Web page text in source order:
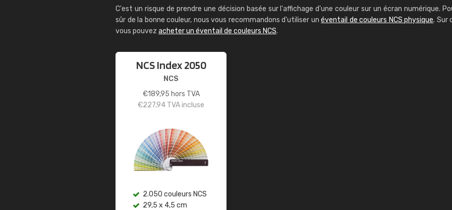
C'est un risque de prendre une décision basée sur l'affichage d'une couleur sur un écran numérique.
sûr de la bonne couleur, nous vous recommandons d'utiliser unéventail de couleurs NCS physique. Sur
vous pouvez acheter un éventail de couleurs NCS.
NCS Index 2050
NCS
€189,95 hors TVA
€227,94 TVA incluse
2.050 couleurs NCS
29,5 x 4,5 cm